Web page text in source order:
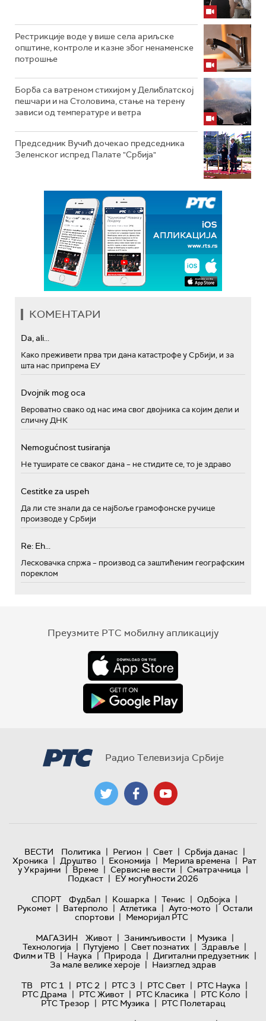
Рестрикције воде у више села ариљске
општине, контроле и казне због ненаменске
потрошње
Борба са ватреном стихијом у Делиблатској
пешчари и на Столовима, стање на терену
зависи од температуре и ветра
Председник Вучић дочекао председника
Зеленског испред Палате "Србија"
КОМЕНТАРИ
Da, ali...
Како преживети прва три дана катастрофе у Србији, и за
шта нас припрема ЕУ
Dvojnik mog oca
Вероватно свако од нас има свог двојника са којим дели и
сличну ДНК
Nemogućnost tusiranja
Не туширате се сваког дана – не стидите се, то је здраво
Cestitke za uspeh
Да ли сте знали да се најбоље грамофонске ручице
производе у Србији
Re: Eh...
Лесковачка спржа – производ са заштићеним географским
пореклом
Преузмите РТС мобилну апликацију
Радио Телевизија Србије
ВЕСТИ Политика | Регион | Свет | Србија данас |
Хроника | Друштво | Економија | Мерила времена | Рат
у Украјини | Време | Сервисне вести | Сматрачница |
Подкаст | ЕУ могућности 2026
СПОРТ
Фудбал | Кошарка | Тенис | Одбојка |
Рукомет | Ватерполо | Атлетика | Ауто-мото | Остали
спортови | Меморијал РТС
МАГАЗИН
Живот | Занимљивости | Музика |
Технологијa | Путујемо | Свет познатих | Здравље |
Филм и ТВ | Наука | Природа | Дигитални предузетник |
За мале велике хероје | Наизглед здрав
ТВ
РТС 1 | РТС 2 | РТС 3 | РТС Свет | РТС Наука |
РТС Драма | РТС Живот | РТС Класика | РТС Коло |
РТС Трезор | РТС Музика | РТС Полетарац